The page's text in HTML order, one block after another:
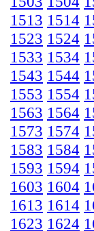
1513 1514
1523 1524
1533 1534
1543 1544
1553 1554
1563 1564
1573 1574
1583 1584
1593 1594
1603 1604
1613 1614
1623 1624